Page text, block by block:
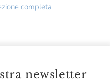
completa
newsletter